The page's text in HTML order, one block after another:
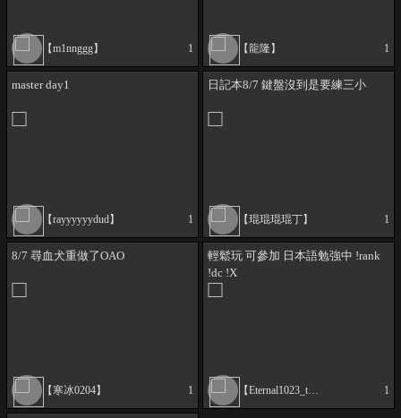
【m1nnggg】 1 【龍隆】 1
master day1
【rayyyyyydud】 1
日記本8/7 鍵盤沒到是要練三小
【琨琨琨琨丁】 1
8/7 尋血犬重做了OAO
【寒冰0204】 1
輕鬆玩 可參加 日本語勉強中 !rank
!dc !X
【Eternal1023_twitch】 1